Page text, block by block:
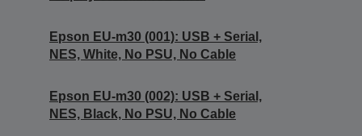
Epson EU-m30 (001): USB + Serial,
NES, White, No PSU, No Cable
Epson EU-m30 (002): USB + Serial,
NES, Black, No PSU, No Cable